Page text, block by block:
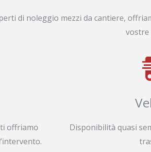
di noleggio mezzi da cantiere,
vostre
offriamo
Disponibilità quasi